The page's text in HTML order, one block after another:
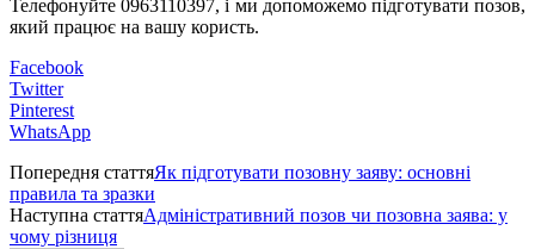
Телефонуйте 0963110397, і ми допоможемо підготувати позов,
який працює на вашу користь.
Facebook
Twitter
Pinterest
WhatsApp
Попередня статтяЯк підготувати позовну заяву: основні
правила та зразки
Наступна статтяАдміністративний позов чи позовна заява: у
чому різниця